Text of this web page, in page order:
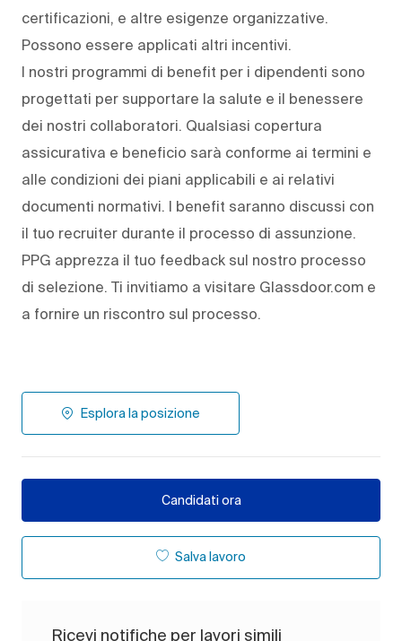
certificazioni, e altre esigenze organizzative.
Possono essere applicati altri incentivi.
I nostri programmi di benefit per i dipendenti sono
progettati per supportare la salute e il benessere
dei nostri collaboratori. Qualsiasi copertura
assicurativa e beneficio sarà conforme ai termini e
alle condizioni dei piani applicabili e ai relativi
documenti normativi. I benefit saranno discussi con
il tuo recruiter durante il processo di assunzione.
PPG apprezza il tuo feedback sul nostro processo
di selezione. Ti invitiamo a visitare Glassdoor.com e
a fornire un riscontro sul processo.
Esplora la posizione
Candidati ora
Salva lavoro
Ricevi notifiche per lavori simili